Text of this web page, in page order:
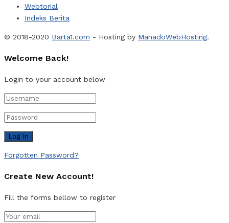
Webtorial
Indeks Berita
© 2018-2020 Barta1.com - Hosting by ManadoWebHosting.
Welcome Back!
Login to your account below
Forgotten Password?
Create New Account!
Fill the forms bellow to register